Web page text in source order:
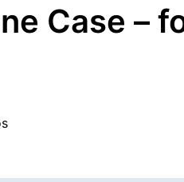
Case –